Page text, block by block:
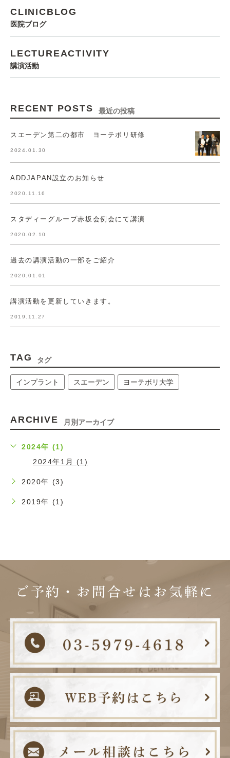
CLINICBLOG
医院ブログ
LECTUREACTIVITY
講演活動
RECENT POSTS 最近の投稿
スエーデン第二の都市 ヨーテボリ研修
2024.01.30
ADDJAPAN設立のお知らせ
2020.11.16
スタディーグループ赤坂会例会にて講演
2020.02.10
過去の講演活動の一部をご紹介
2020.01.01
講演活動を更新していきます。
2019.11.27
TAG タグ
インプラント スエーデン ヨーテボリ大学
ARCHIVE 月別アーカイブ
2024年 (1)
2024年1月 (1)
2020年 (3)
2019年 (1)
ご予約・お問合せは お気軽に